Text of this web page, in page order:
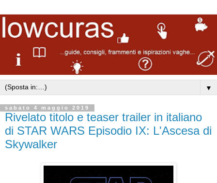
▼
sabato 4 maggio 2019
Rivelato titolo e teaser trailer in italiano
di STAR WARS Episodio IX: L'Ascesa di
Skywalker